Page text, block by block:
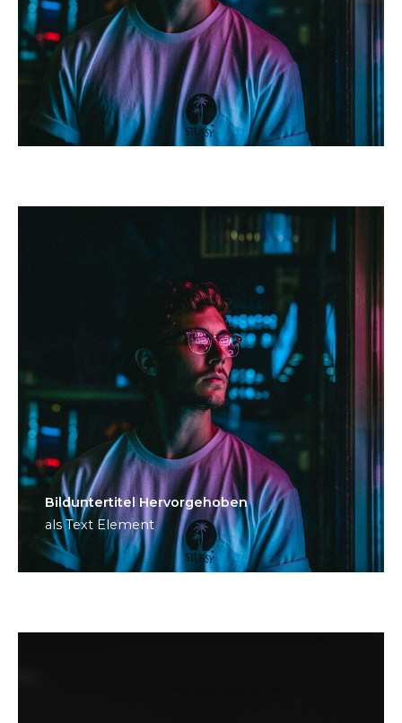
Bild­unter­titel Hervorgehoben
als Text Element